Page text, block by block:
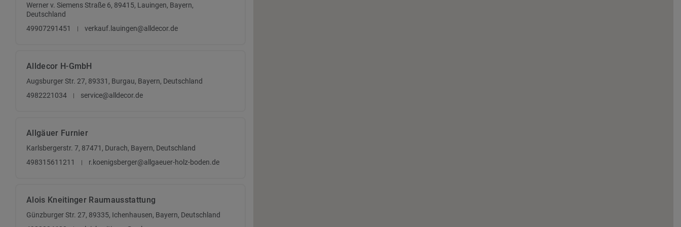
Werner v. Siemens Straße 6, 89415, Lauingen, Bayern,
Deutschland
49907291451
verkauf.lauingen@alldecor.de
Alldecor H-GmbH
Augsburger Str. 27, 89331, Burgau, Bayern, Deutschland
4982221034
service@alldecor.de
Allgäuer Furnier
Karlsbergerstr. 7, 87471, Durach, Bayern, Deutschland
498315611211
r.koenigsberger@allgaeuer-holz-boden.de
Alois Kneitinger Raumausstattung
Günzburger Str. 27, 89335, Ichenhausen, Bayern, Deutschland